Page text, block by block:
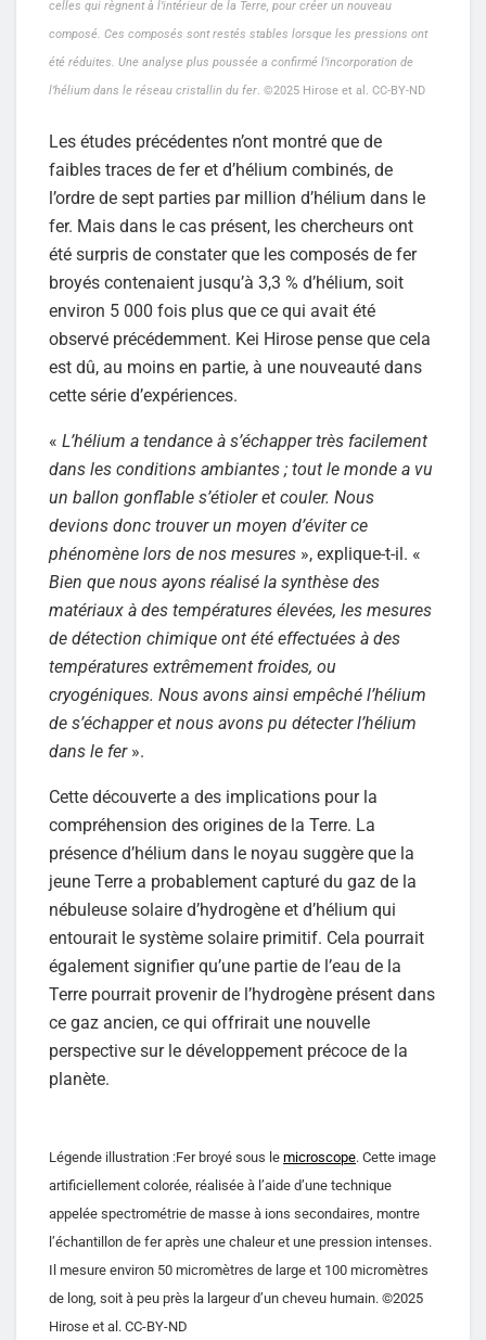
celles qui règnent à l’intérieur de la Terre, pour créer un nouveau
composé. Ces composés sont restés stables lorsque les pressions ont
été réduites. Une analyse plus poussée a confirmé l’incorporation de
l’hélium dans le réseau cristallin du fer. ©2025 Hirose et al. CC-BY-ND
Les études précédentes n’ont montré que de
faibles traces de fer et d’hélium combinés, de
l’ordre de sept parties par million d’hélium dans le
fer. Mais dans le cas présent, les chercheurs ont
été surpris de constater que les composés de fer
broyés contenaient jusqu’à 3,3 % d’hélium, soit
environ 5 000 fois plus que ce qui avait été
observé précédemment. Kei Hirose pense que cela
est dû, au moins en partie, à une nouveauté dans
cette série d’expériences.
« L’hélium a tendance à s’échapper très facilement
dans les conditions ambiantes ; tout le monde a vu
un ballon gonflable s’étioler et couler. Nous
devions donc trouver un moyen d’éviter ce
phénomène lors de nos mesures », explique-t-il. «
Bien que nous ayons réalisé la synthèse des
matériaux à des températures élevées, les mesures
de détection chimique ont été effectuées à des
températures extrêmement froides, ou
cryogéniques. Nous avons ainsi empêché l’hélium
de s’échapper et nous avons pu détecter l’hélium
dans le fer».
Cette découverte a des implications pour la
compréhension des origines de la Terre. La
présence d’hélium dans le noyau suggère que la
jeune Terre a probablement capturé du gaz de la
nébuleuse solaire d’hydrogène et d’hélium qui
entourait le système solaire primitif. Cela pourrait
également signifier qu’une partie de l’eau de la
Terre pourrait provenir de l’hydrogène présent dans
ce gaz ancien, ce qui offrirait une nouvelle
perspective sur le développement précoce de la
planète.
Légende illustration :Fer broyé sous le microscope. Cette image
artificiellement colorée, réalisée à l’aide d’une technique
appelée spectrométrie de masse à ions secondaires, montre
l’échantillon de fer après une chaleur et une pression intenses.
Il mesure environ 50 micromètres de large et 100 micromètres
de long, soit à peu près la largeur d’un cheveu humain. ©2025
Hirose et al. CC-BY-ND